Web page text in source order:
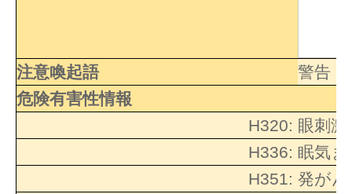
注意喚起語
警告
危険有害性情報
H320: 眼刺激
H336: 眠気
H351: 発が